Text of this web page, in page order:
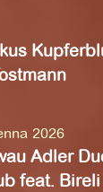
2026
Adler
feat.